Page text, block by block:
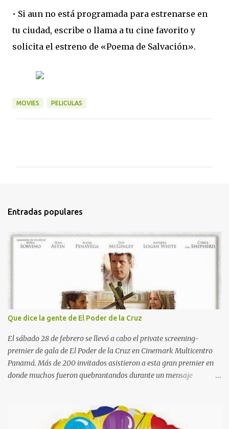
• Si aun no está programada para estrenarse en
tu ciudad, escribe o llama a tu cine favorito y
solicita el estreno de «Poema de Salvación».
MOVIES PELICULAS
t
r
Entradas populares
Que dice la gente de El Poder de la Cruz
El sábado 28 de febrero se llevó a cabo el private screening-
premier de gala de El Poder de la Cruz en Cinemark Multicentro
Panamá. Más de 200 invitados asistieron a esta gran premier en
donde muchos fueron quebrantandos durante un mensaje
nuestro Señor Jesucristo por cada uno de nosotros y darle gracias
todos los días de nuestras vidas por esa gracia inmerecida. Algunos